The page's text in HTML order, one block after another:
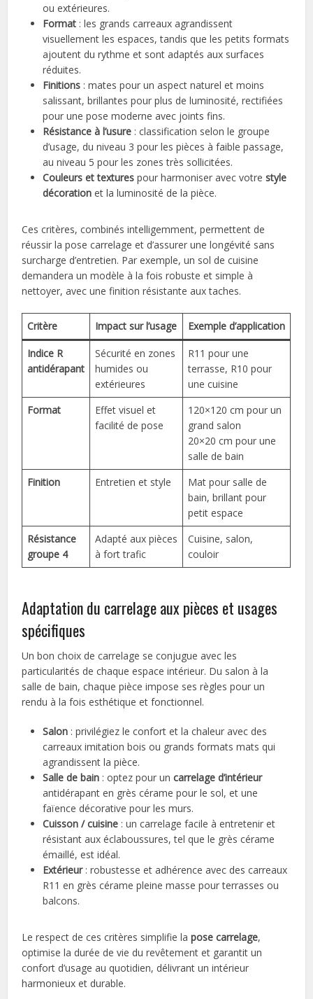
ou extérieures.
Format : les grands carreaux agrandissent
visuellement les espaces, tandis que les petits formats
ajoutent du rythme et sont adaptés aux surfaces
réduites.
Finitions : mates pour un aspect naturel et moins
salissant, brillantes pour plus de luminosité, rectifiées
pour une pose moderne avec joints fins.
Résistance à l’usure : classification selon le groupe
d’usage, du niveau 3 pour les pièces à faible passage,
au niveau 5 pour les zones très sollicitées.
Couleurs et textures pour harmoniser avec votrestyle
décoration et la luminosité de la pièce.
Ces critères, combinés intelligemment, permettent de
réussir la pose carrelage et d’assurer une longévité sans
surcharge d’entretien. Par exemple, un sol de cuisine
demandera un modèle à la fois robuste et simple à
nettoyer, avec une finition résistante aux taches.
Critère Impact sur l’usage Exemple d’application
Indice R
antidérapant
Sécurité en zones
humides ou
extérieures
R11 pour une
terrasse, R10 pour
une cuisine
Format
Effet visuel et
facilité de pose
120×120 cm pour un
grand salon
20×20 cm pour une
salle de bain
Finition
Entretien et style
Mat pour salle de
bain, brillant pour
petit espace
Résistance
groupe 4
Adapté aux pièces
à fort trafic
Cuisine, salon,
couloir
Adaptation du carrelage aux pièces et usages
spécifiques
Un bon choix de carrelage se conjugue avec les
particularités de chaque espace intérieur. Du salon à la
salle de bain, chaque pièce impose ses règles pour un
rendu à la fois esthétique et fonctionnel.
Salon : privilégiez le confort et la chaleur avec des
carreaux imitation bois ou grands formats mats qui
agrandissent la pièce.
Salle de bain : optez pour uncarrelage d’intérieur
antidérapant en grès cérame pour le sol, et une
faïence décorative pour les murs.
Cuisson / cuisine : un carrelage facile à entretenir et
résistant aux éclaboussures, tel que le grès cérame
émaillé, est idéal.
Extérieur: robustesse et adhérence avec des carreaux
R11 en grès cérame pleine masse pour terrasses ou
balcons.
Le respect de ces critères simplifie lapose carrelage,
optimise la durée de vie du revêtement et garantit un
confort d’usage au quotidien, délivrant un intérieur
harmonieux et durable.